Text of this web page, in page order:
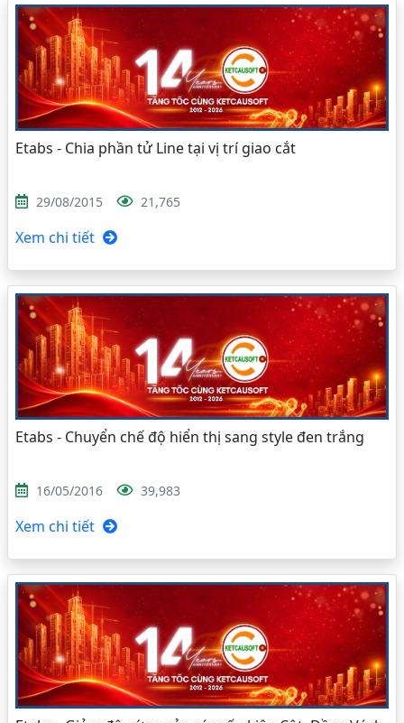
Etabs - Chia phần tử Line tại vị trí giao cắt
29/08/2015 21,765
Xem chi tiết
Etabs - Chuyển chế độ hiển thị sang style đen trắng
16/05/2016 39,983
Xem chi tiết